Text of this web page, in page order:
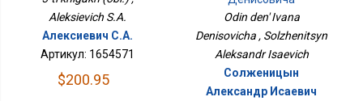
Aleksievich S.A.
Алексиевич С.А.
Артикул: 1654571
$200.95
Odin den' Ivana
Denisovicha , Solzhenitsyn
Aleksandr Isaevich
Солженицын
Александр Исаевич